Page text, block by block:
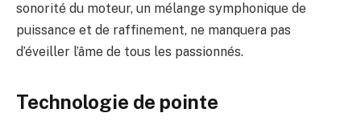
sonorité du moteur, un mélange symphonique de
puissance et de raffinement, ne manquera pas
d’éveiller l’âme de tous les passionnés.
Technologie de pointe